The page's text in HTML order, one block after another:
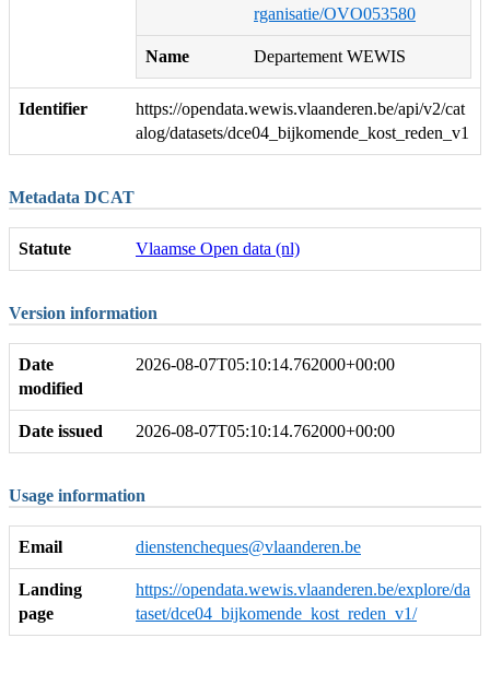
rganisatie/OVO053580
Name Departement WEWIS
Identifier
https://opendata.wewis.vlaanderen.be/api/v2/cat
alog/datasets/dce04_bijkomende_kost_reden_v1
Metadata DCAT
Statute Vlaamse Open data (nl)
Version information
Date
modified
2026-08-07T05:10:14.762000+00:00
Date issued 2026-08-07T05:10:14.762000+00:00
Usage information
Email dienstencheques@vlaanderen.be
Landing
page
https://opendata.wewis.vlaanderen.be/explore/da
taset/dce04_bijkomende_kost_reden_v1/